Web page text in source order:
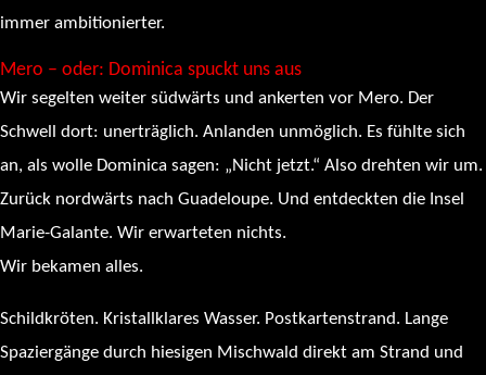
immer ambitionierter.
Mero – oder: Dominica spuckt uns aus
Wir segelten weiter südwärts und ankerten vor Mero. Der
Schwell dort: unerträglich. Anlanden unmöglich. Es fühlte sich
an, als wolle Dominica sagen: „Nicht jetzt.“ Also drehten wir um.
Zurück nordwärts nach Guadeloupe. Und entdeckten die Insel
Marie-Galante. Wir erwarteten nichts.
Wir bekamen alles.
Schildkröten. Kristallklares Wasser. Postkartenstrand. Lange
Spaziergänge durch hiesigen Mischwald direkt am Strand und